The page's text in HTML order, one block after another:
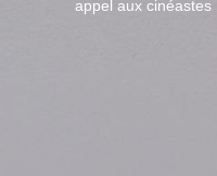
appel aux cinéastes